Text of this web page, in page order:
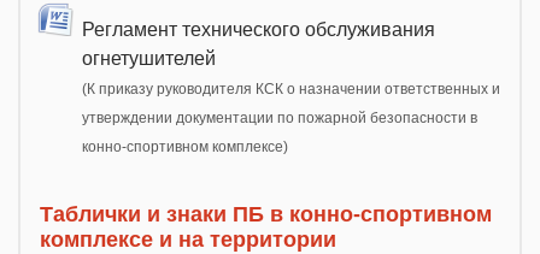
Регламент технического обслуживания
огнетушителей
(К приказу руководителя КСК о назначении ответственных и
утверждении документации по пожарной безопасности в
конно-спортивном комплексе)
Таблички и знаки ПБ в конно-спортивном
комплексе и на территории